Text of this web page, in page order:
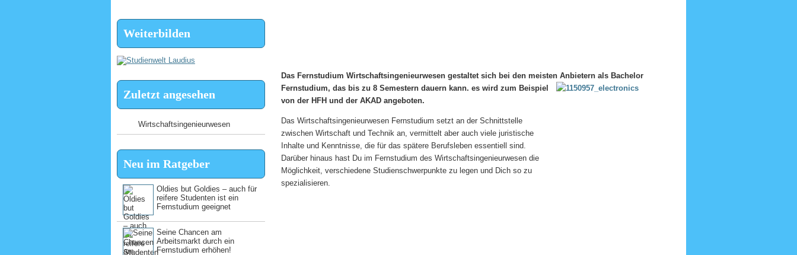
Das Fernstudium Wirtschaftsingenieurwesen gestaltet sich bei den meisten Anbietern als Bachelor
Fernstudium, das bis zu 8 Semestern dauern kann. es wird zum Beispiel
von der HFH und der AKAD angeboten.
Das Wirtschaftsingenieurwesen Fernstudium setzt an der Schnittstelle
zwischen Wirtschaft und Technik an, vermittelt aber auch viele juristische
Inhalte und Kenntnisse, die für das spätere Berufsleben essentiell sind.
Darüber hinaus hast Du im Fernstudium des Wirtschaftsingenieurwesen die
Möglichkeit, verschiedene Studienschwerpunkte zu legen und Dich so zu
spezialisieren.
Weiterbilden
Zuletzt angesehen
Wirtschaftsingenieurwesen
Neu im Ratgeber
Oldies but Goldies – auch für
reifere Studenten ist ein
Fernstudium geeignet
Seine Chancen am
Arbeitsmarkt durch ein
Fernstudium erhöhen!